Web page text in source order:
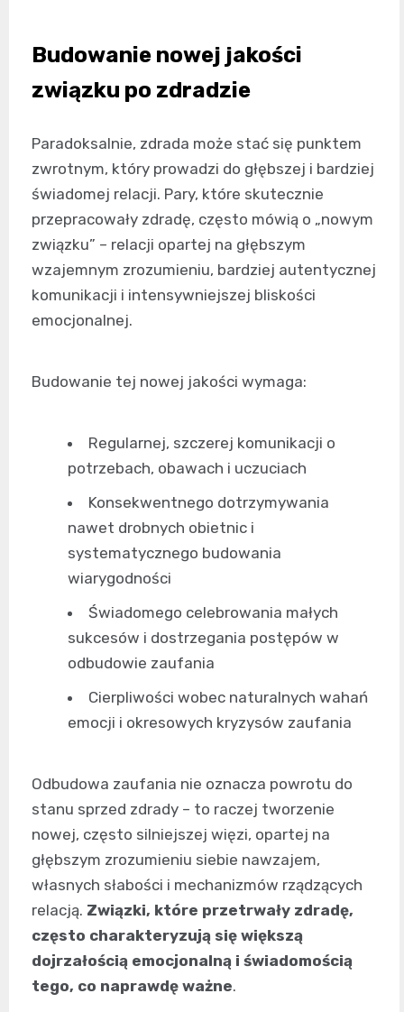
Budowanie nowej jakości
związku po zdradzie
Paradoksalnie, zdrada może stać się punktem
zwrotnym, który prowadzi do głębszej i bardziej
świadomej relacji. Pary, które skutecznie
przepracowały zdradę, często mówią o „nowym
związku” – relacji opartej na głębszym
wzajemnym zrozumieniu, bardziej autentycznej
komunikacji i intensywniejszej bliskości
emocjonalnej.
Budowanie tej nowej jakości wymaga:
Regularnej, szczerej komunikacji o
potrzebach, obawach i uczuciach
Konsekwentnego dotrzymywania
nawet drobnych obietnic i
systematycznego budowania
wiarygodności
Świadomego celebrowania małych
sukcesów i dostrzegania postępów w
odbudowie zaufania
Cierpliwości wobec naturalnych wahań
emocji i okresowych kryzysów zaufania
Odbudowa zaufania nie oznacza powrotu do
stanu sprzed zdrady – to raczej tworzenie
nowej, często silniejszej więzi, opartej na
głębszym zrozumieniu siebie nawzajem,
własnych słabości i mechanizmów rządzących
relacją. Związki, które przetrwały zdradę,
często charakteryzują się większą
dojrzałością emocjonalną i świadomością
tego, co naprawdę ważne.